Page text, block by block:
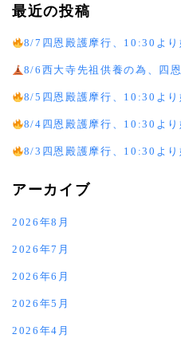
最近の投稿
8/7四恩殿護摩行、10:30より
8/6西大寺先祖供養の為、四
8/5四恩殿護摩行、10:30より
8/4四恩殿護摩行、10:30より
8/3四恩殿護摩行、10:30より
アーカイブ
2026年8月
2026年7月
2026年6月
2026年5月
2026年4月